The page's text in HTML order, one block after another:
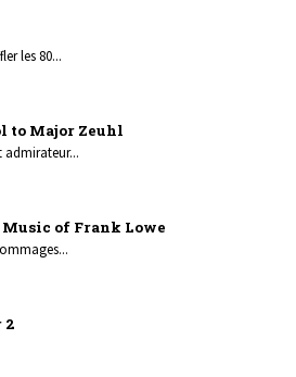
les 80...
to Major Zeuhl
admirateur...
of Frank Lowe
2